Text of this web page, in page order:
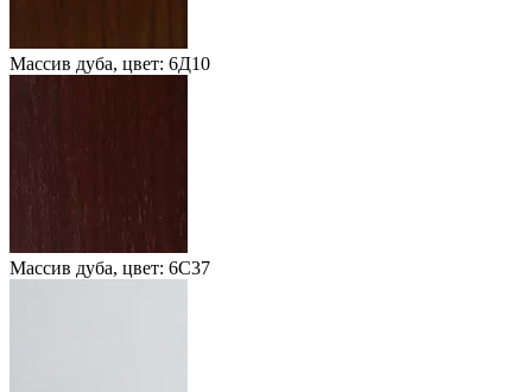
Массив дуба, цвет: 6Д10
Массив дуба, цвет: 6С37